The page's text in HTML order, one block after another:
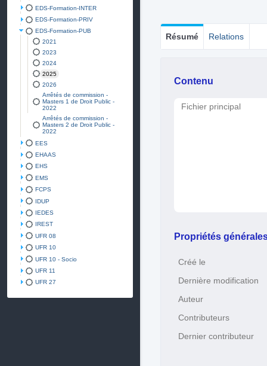
EDS-Formation-INTER
EDS-Formation-PRIV
EDS-Formation-PUB
2021
2023
2024
2025
2026
Arrêtés de commission -
Masters 1 de Droit Public -
2022
Arrêtés de commission -
Masters 2 de Droit Public -
2022
EES
EHAAS
EHS
EMS
FCPS
IDUP
IEDES
IREST
UFR 08
UFR 10
UFR 10 - Socio
UFR 11
UFR 27
Résumé Relations
Contenu
Fichier principal
Propriétés
Créé le
Dernière modification
Auteur
Contributeurs
Dernier contributeur